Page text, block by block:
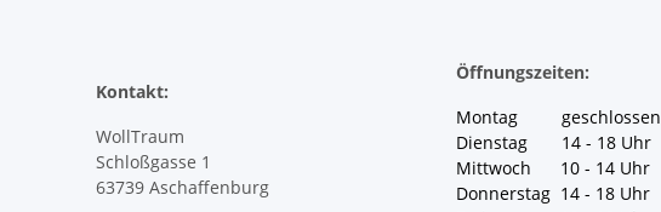
Kontakt:
WollTraum
Schloßgasse 1
63739 Aschaffenburg
Öffnungszeiten:
Montag geschlossen
Dienstag 14 - 18 Uhr
Mittwoch 10 - 14 Uhr
Donnerstag 14 - 18 Uhr